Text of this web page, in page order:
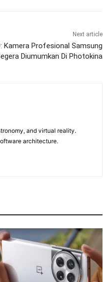
Next article
Kamera Profesional Samsung
Diumumkan Di Photokina
and virtual reality.
architecture.